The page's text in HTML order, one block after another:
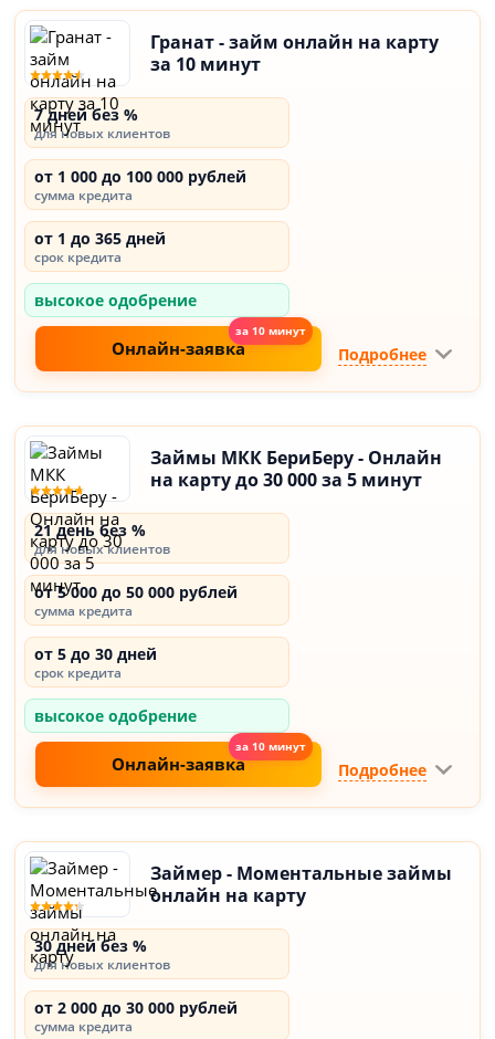
Гранат - займ онлайн на карту
за 10 минут
7 дней без %
для новых клиентов
от 1 000 до 100 000 рублей
сумма кредита
от 1 до 365 дней
срок кредита
высокое одобрение
Онлайн-заявка Подробнее
Займы МКК БериБеру - Онлайн
на карту до 30 000 за 5 минут
21 день без %
для новых клиентов
от 5 000 до 50 000 рублей
сумма кредита
от 5 до 30 дней
срок кредита
высокое одобрение
Онлайн-заявка Подробнее
Займер - Моментальные займы
онлайн на карту
30 дней без %
для новых клиентов
от 2 000 до 30 000 рублей
сумма кредита